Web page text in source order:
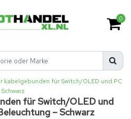
0
kabelgebunden für Switch/OLED und PC
für Switch/OLED und
– Schwarz